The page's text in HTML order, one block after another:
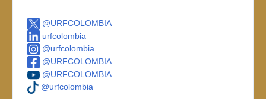
@URFCOLOMBIA
urfcolombia
@urfcolombia
@URFCOLOMBIA
@URFCOLOMBIA
@urfcolombia